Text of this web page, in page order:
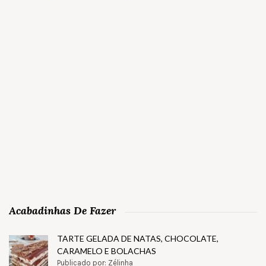
Acabadinhas De Fazer
TARTE GELADA DE NATAS, CHOCOLATE,
CARAMELO E BOLACHAS
Publicado por: Zélinha